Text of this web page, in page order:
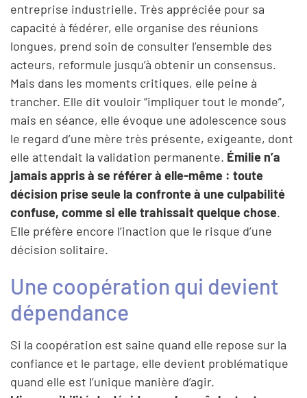
entreprise industrielle. Très appréciée pour sa
capacité à fédérer, elle organise des réunions
longues, prend soin de consulter l’ensemble des
acteurs, reformule jusqu’à obtenir un consensus.
Mais dans les moments critiques, elle peine à
trancher. Elle dit vouloir “impliquer tout le monde”,
mais en séance, elle évoque une adolescence sous
le regard d’une mère très présente, exigeante, dont
elle attendait la validation permanente. Émilie n’a
jamais appris à se référer à elle-même : toute
décision prise seule la confronte à une culpabilité
confuse, comme si elle trahissait quelque chose.
Elle préfère encore l’inaction que le risque d’une
décision solitaire.
Une coopération qui devient
dépendance
Si la coopération est saine quand elle repose sur la
confiance et le partage, elle devient problématique
quand elle est l’unique manière d’agir.